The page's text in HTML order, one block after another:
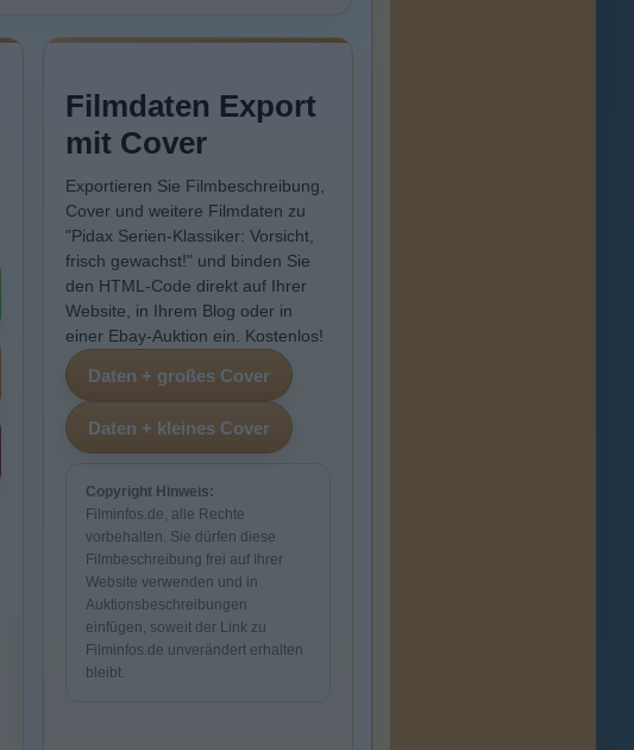
Filmdaten Export
mit Cover
Exportieren Sie Filmbeschreibung,
Cover und weitere Filmdaten zu
"Pidax Serien-Klassiker: Vorsicht,
frisch gewachst!" und binden Sie
den HTML-Code direkt auf Ihrer
Website, in Ihrem Blog oder in
einer Ebay-Auktion ein. Kostenlos!
Copyright Hinweis:
Filminfos.de, alle Rechte
vorbehalten. Sie dürfen diese
Filmbeschreibung frei auf Ihrer
Website verwenden und in
Auktionsbeschreibungen
einfügen, soweit der Link zu
Filminfos.de unverändert erhalten
bleibt.